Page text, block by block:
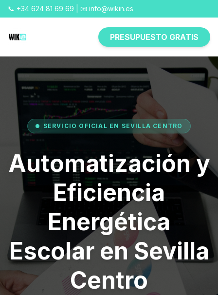
📞 +34 624 81 69 69 | 📧 info@wikin.es
PRESUPUESTO GRATIS
SERVICIO OFICIAL EN SEVILLA CENTRO
Automatización y
Eficiencia
Energética
Escolar en Sevilla
Centro